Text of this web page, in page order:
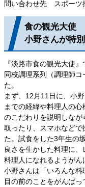
問い合わせ先 スポー
食の観光大使
小野さんが特
『淡路市食の観光大使
同校調理系列（調理師
た。
まず、12月11日に、小
までの経緯や料理人の
のこだわりを説明しな
取ったり、スマホなど
た。試食をした3年生の
良さを生かした料理に
料理人になれるようがん
小野さんは「いろんな
目の前のことをがんば